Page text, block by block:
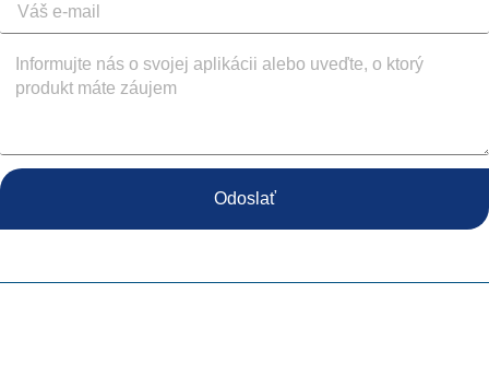
Odoslať